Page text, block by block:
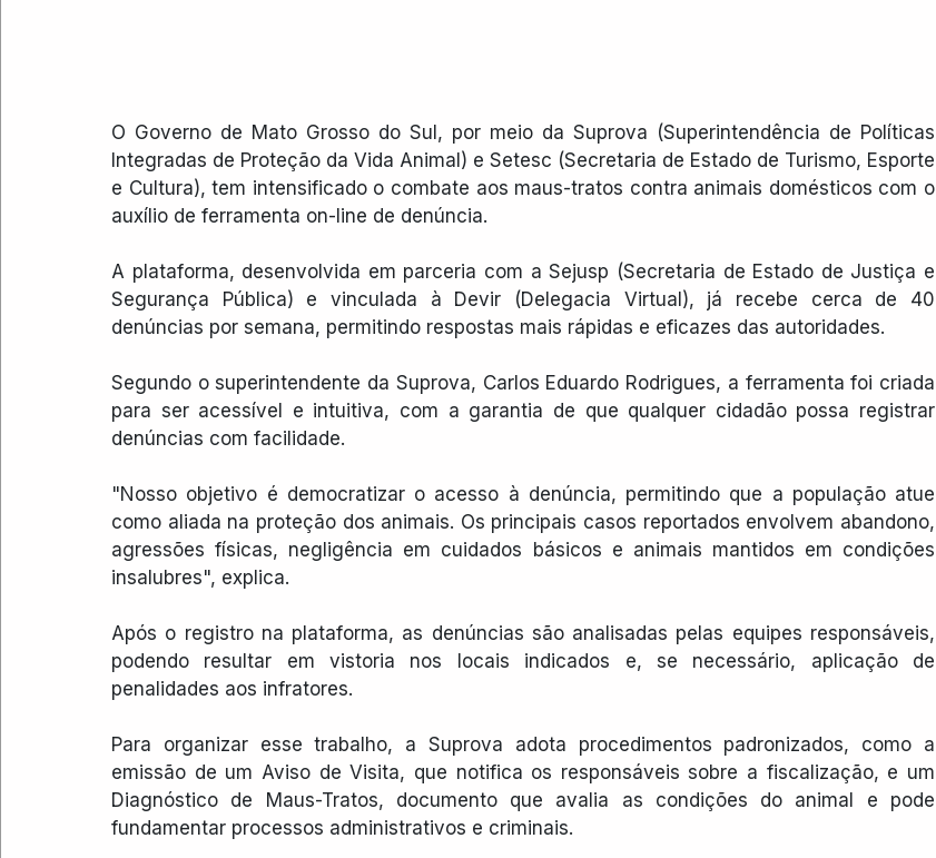
O Governo de Mato Grosso do Sul, por meio da Suprova (Superintendência de Políticas
Integradas de Proteção da Vida Animal) e Setesc (Secretaria de Estado de Turismo, Esporte
e Cultura), tem intensificado o combate aos maus-tratos contra animais domésticos com o
auxílio de ferramenta on-line de denúncia.
A plataforma, desenvolvida em parceria com a Sejusp (Secretaria de Estado de Justiça e
Segurança Pública) e vinculada à Devir (Delegacia Virtual), já recebe cerca de 40
denúncias por semana, permitindo respostas mais rápidas e eficazes das autoridades.
Segundo o superintendente da Suprova, Carlos Eduardo Rodrigues, a ferramenta foi criada
para ser acessível e intuitiva, com a garantia de que qualquer cidadão possa registrar
denúncias com facilidade.
"Nosso objetivo é democratizar o acesso à denúncia, permitindo que a população atue
como aliada na proteção dos animais. Os principais casos reportados envolvem abandono,
agressões físicas, negligência em cuidados básicos e animais mantidos em condições
insalubres", explica.
Após o registro na plataforma, as denúncias são analisadas pelas equipes responsáveis,
podendo resultar em vistoria nos locais indicados e, se necessário, aplicação de
penalidades aos infratores.
Para organizar esse trabalho, a Suprova adota procedimentos padronizados, como a
emissão de um Aviso de Visita, que notifica os responsáveis sobre a fiscalização, e um
Diagnóstico de Maus-Tratos, documento que avalia as condições do animal e pode
fundamentar processos administrativos e criminais.